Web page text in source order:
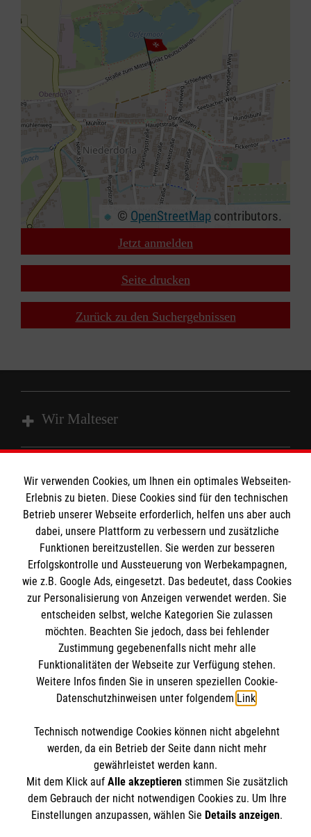
© OpenStreetMap contributors.
Jetzt anmelden
Seite drucken
Zurück zu den Suchergebnissen
Wir Malteser
Das MBZ Westfalen
Spenden
Wir Malteser
Informationen
Downloads
Kontakt
Impressum
Datenschutz
Barrierefreiheit
Malteser online
Malteserorden
Malteser Jugend
Malteser International
Mediathek
Spendenkonto
Empfänger: Malteser Hilfsdienst e.V.
BIC: GENODED 1PA7
Soziale Netzwerke
Der Malteser Hilfsdienst e.V. ist als eingetragene
gemeinnützige Organisation von der Körperschaft- und
Wir verwenden Cookies, um Ihnen ein optimales Webseiten-
Erlebnis zu bieten. Diese Cookies sind für den technischen
Betrieb unserer Webseite erforderlich, helfen uns aber auch
dabei, unsere Plattform zu verbessern und zusätzliche
Funktionen bereitzustellen. Sie werden zur besseren
Erfolgskontrolle und Aussteuerung von Werbekampagnen,
wie z.B. Google Ads, eingesetzt. Das bedeutet, dass Cookies
zur Personalisierung von Anzeigen verwendet werden. Sie
entscheiden selbst, welche Kategorien Sie zulassen
möchten. Beachten Sie jedoch, dass bei fehlender
Zustimmung gegebenenfalls nicht mehr alle
Funktionalitäten der Webseite zur Verfügung stehen.
Weitere Infos finden Sie in unseren speziellen Cookie-
Datenschutzhinweisen unter folgendem Link.
Technisch notwendige Cookies können nicht abgelehnt
werden, da ein Betrieb der Seite dann nicht mehr
gewährleistet werden kann.
Mit dem Klick auf Alle akzeptierenstimmen Sie zusätzlich
dem Gebrauch der nicht notwendigen Cookies zu. Um Ihre
Einstellungen anzupassen, wählen Sie Details anzeigen.